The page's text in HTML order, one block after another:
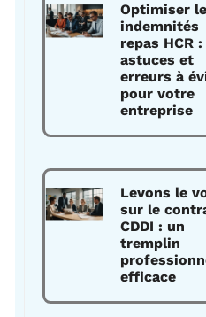
Optimiser
indemnités
repas HCR :
astuces et
erreurs à
pour votre
entreprise
Levons le
sur le
CDDI : un
tremplin
efficace